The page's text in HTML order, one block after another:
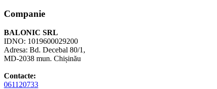
Companie
BALONIC SRL
IDNO: 1019600029200
Adresa: Bd. Decebal 80/1,
MD-2038 mun. Chișinău
Contacte:
061120733